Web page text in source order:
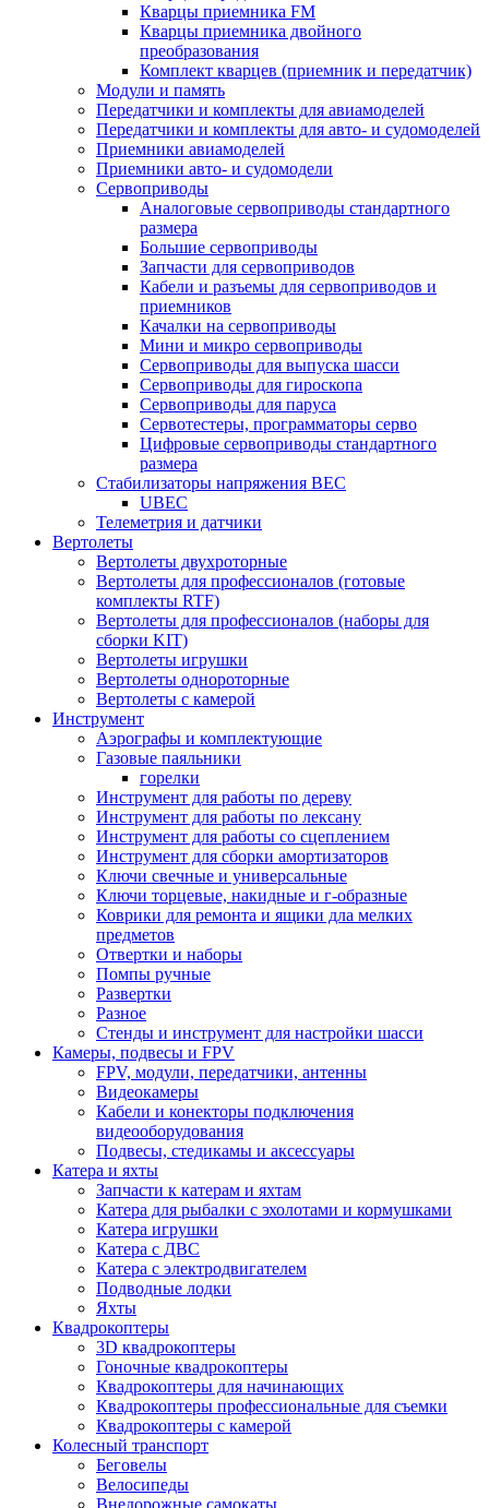
Кварцы приемника FM
Кварцы приемника двойного
преобразования
Комплект кварцев (приемник и передатчик)
Модули и память
Передатчики и комплекты для авиамоделей
Передатчики и комплекты для авто- и судомоделей
Приемники авиамоделей
Приемники авто- и судомодели
Сервоприводы
Аналоговые сервоприводы стандартного
размера
Большие сервоприводы
Запчасти для сервоприводов
Кабели и разъемы для сервоприводов и
приемников
Качалки на сервоприводы
Мини и микро сервоприводы
Сервоприводы для выпуска шасси
Сервоприводы для гироскопа
Сервоприводы для паруса
Сервотестеры, программаторы серво
Цифровые сервоприводы стандартного
размера
Стабилизаторы напряжения BEC
UBEC
Телеметрия и датчики
Вертолеты
Вертолеты двухроторные
Вертолеты для профессионалов (готовые
комплекты RTF)
Вертолеты для профессионалов (наборы для
сборки KIT)
Вертолеты игрушки
Вертолеты однороторные
Вертолеты с камерой
Инструмент
Аэрографы и комплектующие
Газовые паяльники
горелки
Инструмент для работы по дереву
Инструмент для работы по лексану
Инструмент для работы со сцеплением
Инструмент для сборки амортизаторов
Ключи свечные и универсальные
Ключи торцевые, накидные и г-образные
Коврики для ремонта и ящики дла мелких
предметов
Отвертки и наборы
Помпы ручные
Развертки
Разное
Стенды и инструмент для настройки шасси
Камеры, подвесы и FPV
FPV, модули, передатчики, антенны
Видеокамеры
Кабели и конекторы подключения
видеооборудования
Подвесы, стедикамы и аксессуары
Катера и яхты
Запчасти к катерам и яхтам
Катера для рыбалки с эхолотами и кормушками
Катера игрушки
Катера с ДВС
Катера с электродвигателем
Подводные лодки
Яхты
Квадрокоптеры
3D квадрокоптеры
Гоночные квадрокоптеры
Квадрокоптеры для начинающих
Квадрокоптеры профессиональные для съемки
Квадрокоптеры с камерой
Колесный транспорт
Беговелы
Велосипеды
Внедорожные самокаты